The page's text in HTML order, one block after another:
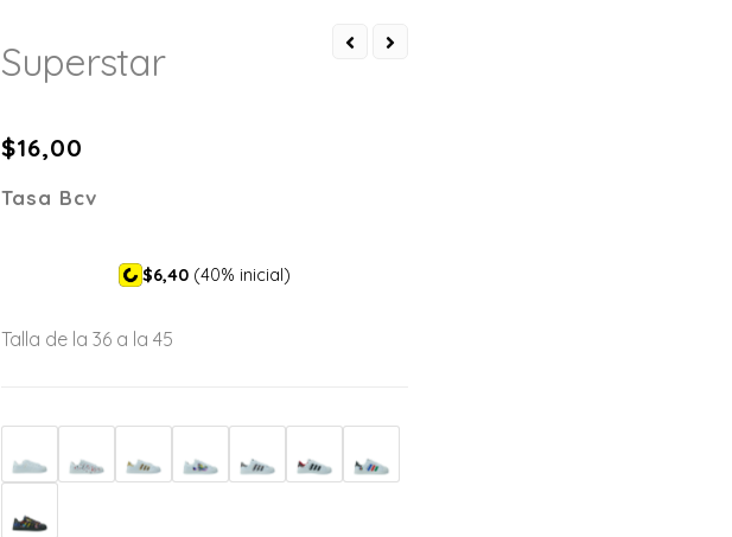
Superstar
$16,00
Tasa Bcv
$6,40 (40% inicial)
Talla de la 36 a la 45